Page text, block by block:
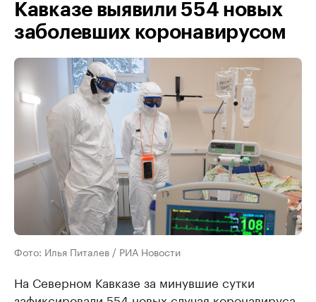
Кавказе выявили 554 новых
заболевших коронавирусом
Фото: Илья Питалев / РИА Новости
На Северном Кавказе за минувшие сутки